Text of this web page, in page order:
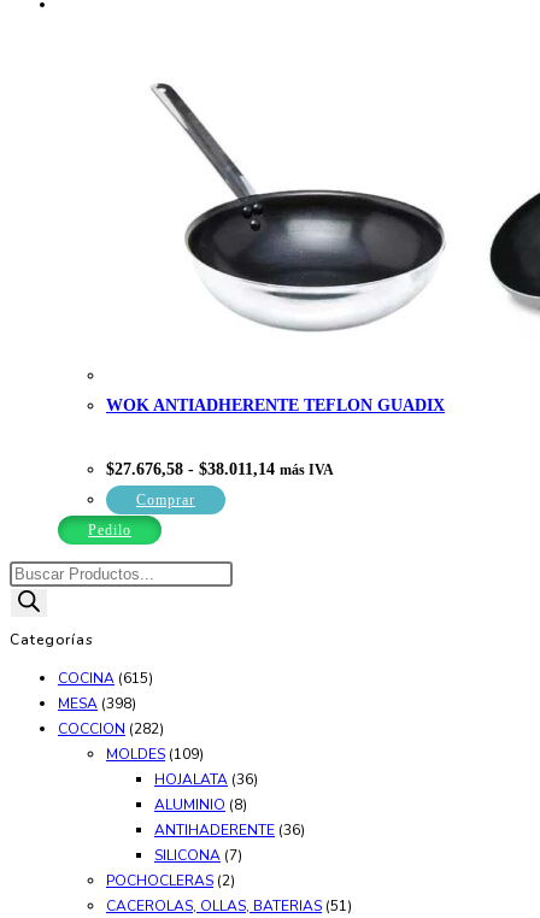
WOK ANTIADHERENTE TEFLON GUADIX
$27.676,58 - $38.011,14 Rango
demás IVA
Comprar
Este
tiene
múltiples
elegir
en
la
página
de
Pedilo
Búsqueda
de
Categorías
COCINA (615)
MESA (398)
COCCION (282)
MOLDES (109)
HOJALATA (36)
ALUMINIO (8)
ANTIHADERENTE (36)
SILICONA (7)
POCHOCLERAS (2)
CACEROLAS, OLLAS, BATERIAS (51)